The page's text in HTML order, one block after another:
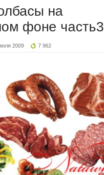
на
фоне часть3
2009 7 962